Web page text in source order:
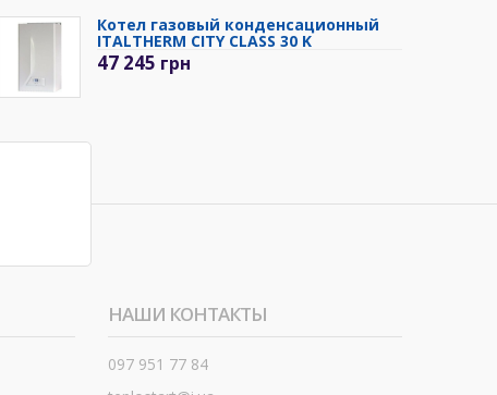
Котел газовый конденсационный
ITALTHERM CITY CLASS 30 K
47 245 грн
НАШИ КОНТАКТЫ
097 951 77 84